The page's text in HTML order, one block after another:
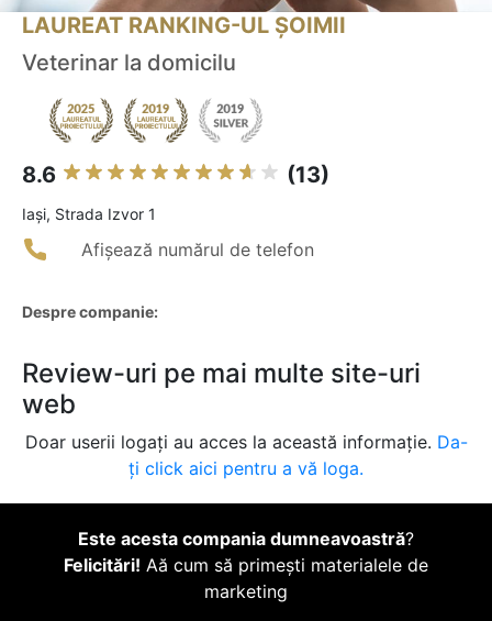
LAUREAT RANKING-UL ȘOIMII
Veterinar la domicilu
8.6 (13)
Iaşi, Strada Izvor 1
Afișează numărul de telefon
Despre companie:
Review-uri pe mai multe site-uri
web
Doar userii logați au acces la această informație. Da-
ți click aici pentru a vă loga.
Este acesta compania dumneavoastră?
Felicitări! Aă cum să primești materialele de
marketing